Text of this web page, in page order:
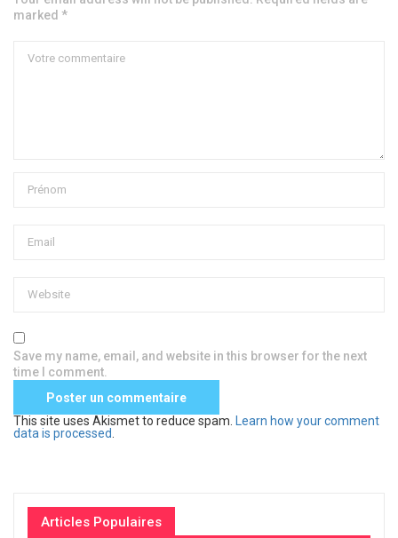
marked *
Save my name, email, and website in this browser for the next
time I comment.
This site uses Akismet to reduce spam.
Learn how your comment
data is processed
Articles Populaires